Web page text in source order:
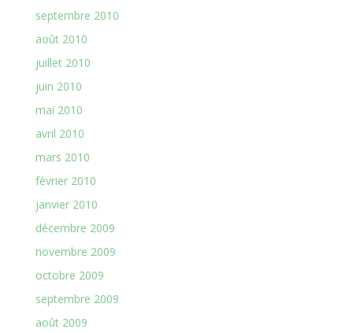
septembre 2010
août 2010
juillet 2010
juin 2010
mai 2010
avril 2010
mars 2010
février 2010
janvier 2010
décembre 2009
novembre 2009
octobre 2009
septembre 2009
août 2009